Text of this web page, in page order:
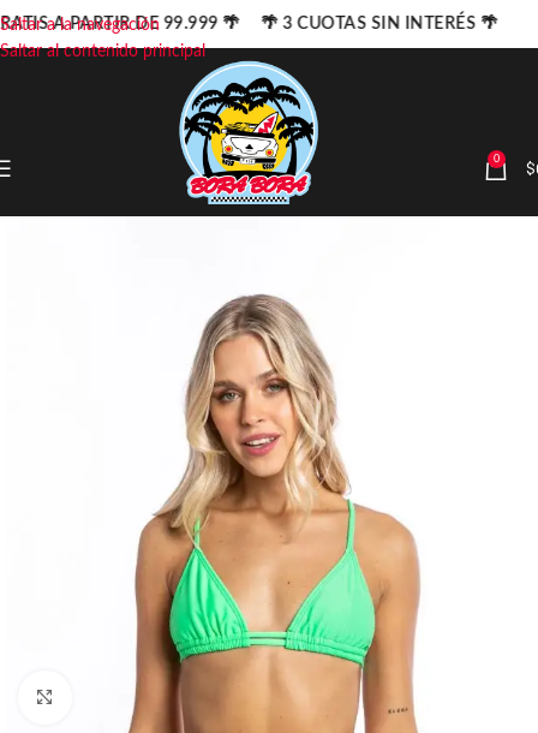
Saltar a la navegación
Saltar al contenido principal
0 $
Haga clic para ampliar
A PARTIR DE 99.999 🌴 🌴 3 CUOTAS SIN INTERÉS 🌴